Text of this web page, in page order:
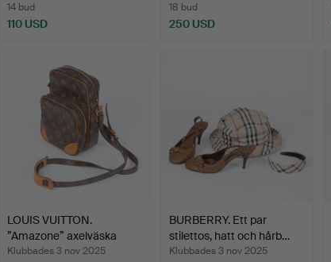
14 bud
110 USD
18 bud
250 USD
LOUIS VUITTON.
”Amazone” axelväska
gjord a…
Klubbades 3 nov 2025
BURBERRY. Ett par
stilettos, hatt och hårb…
Klubbades 3 nov 2025